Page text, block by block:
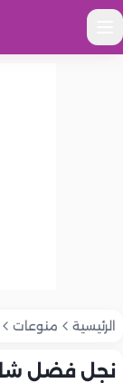
الرئيسية منوعات
نجل فضل